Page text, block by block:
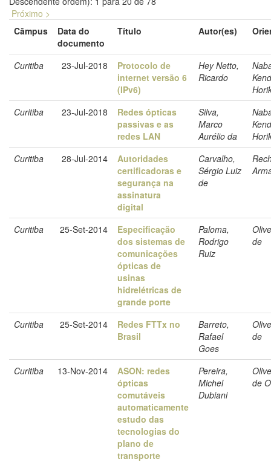
Próximo >
Câmpus
Data do
documento
Título Autor(es)
Curitiba 23-Jul-2018
Protocolo de
internet versão 6
(IPv6)
Hey Netto,
Ricardo
Curitiba
23-Jul-2018
Redes ópticas
passivas e as
redes LAN
Silva,
Marco
Aurélio da
Curitiba
28-Jul-2014
Autoridades
certificadoras e
segurança na
assinatura
digital
Carvalho,
Sérgio Luiz
de
Curitiba 25-Set-2014
Especificação
dos sistemas de
comunicações
ópticas de
usinas
hidrelétricas de
grande porte
Paloma,
Rodrigo
Ruiz
de
Curitiba 25-Set-2014
Redes FTTx no
Brasil
Barreto,
Rafael
Goes
de
Curitiba 13-Nov-2014
ASON: redes
ópticas
comutáveis
automaticamente
estudo das
tecnologias do
plano de
transporte
Pereira,
Michel
Dubiani
de